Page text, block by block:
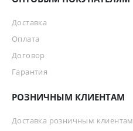
Доставка
Оплата
Договор
Гарантия
РОЗНИЧНЫМ КЛИЕНТАМ
Доставка розничным клиентам